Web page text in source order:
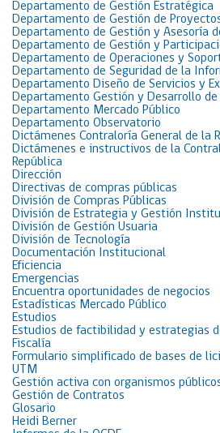
Departamento de Gestión Estratégica
Departamento de Gestión de
Departamento de Gestión y Asesoría
Departamento de Gestión y
Departamento de Operaciones y
Departamento de Seguridad de la
Departamento Diseño de Servicios y
Departamento Gestión y Desarrollo de
Departamento Mercado Público
Departamento Observatorio
Dictámenes Contraloría General de la
Dictámenes e instructivos de la
República
Dirección
Directivas de compras públicas
División de Compras Públicas
División de Estrategia y Gestión
División de Gestión Usuaria
División de Tecnología
Documentación Institucional
Eficiencia
Emergencias
Encuentra oportunidades de negocios
Estadísticas Mercado Público
Estudios
Estudios de factibilidad y estrategias
Fiscalía
Formulario simplificado de bases de
UTM
Gestión activa con organismos
Gestión de Contratos
Glosario
Heidi Berner